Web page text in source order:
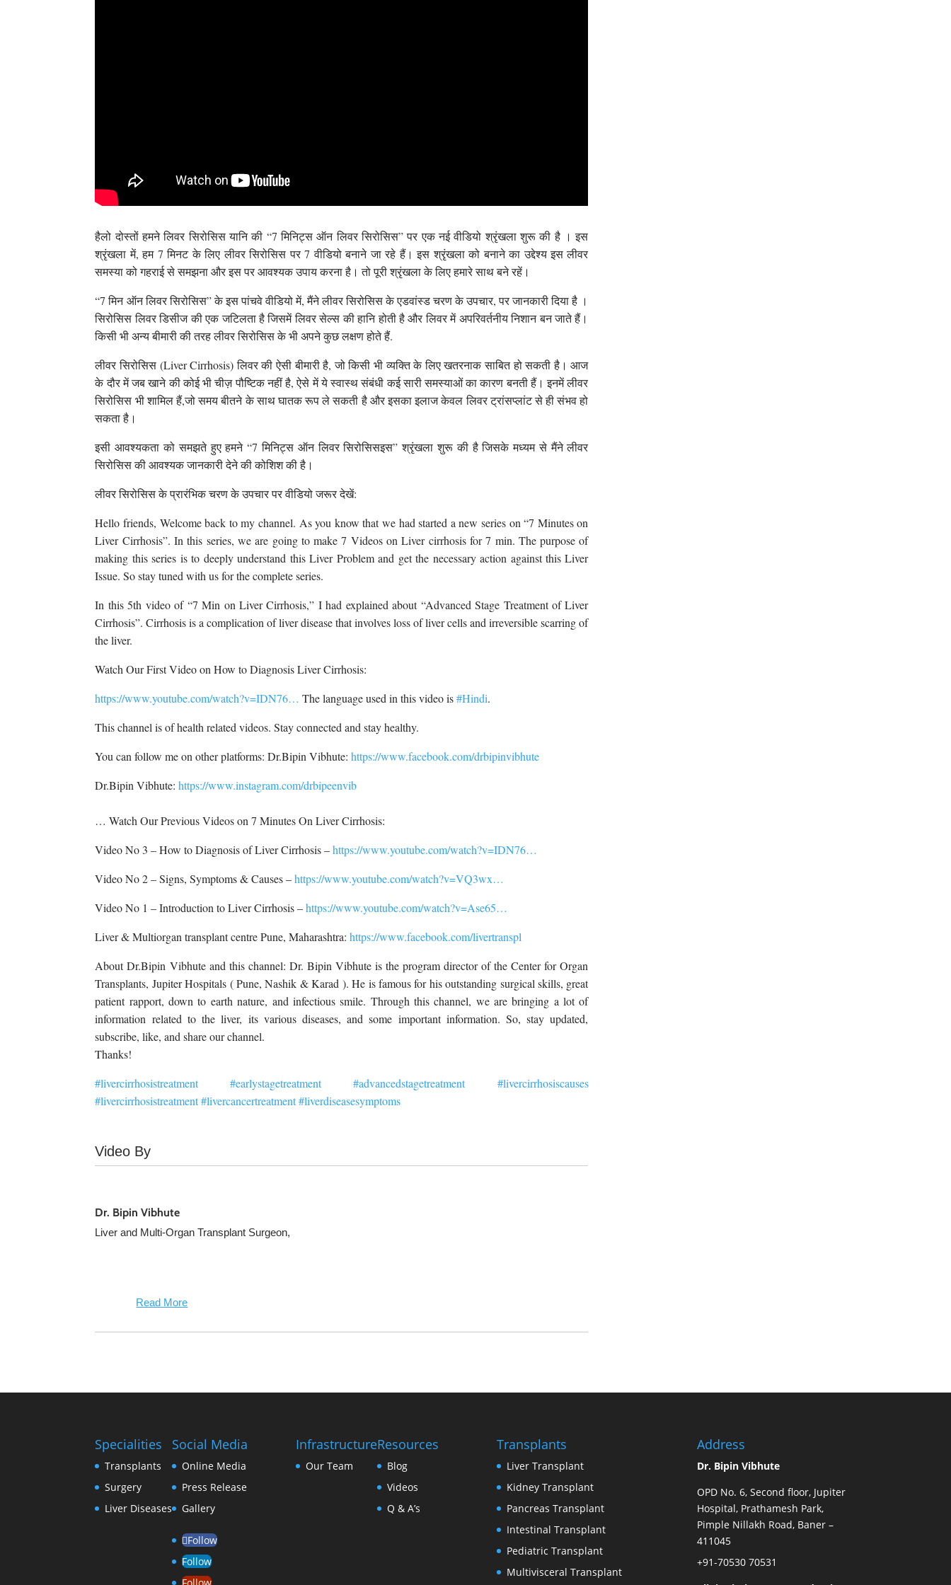
हैलो दोस्तों हमने लिवर सिरोसिस यानि की “7 मिनिट्स ऑन लिवर सिरोसिस” पर एक नई वीडियो श्रृंखला शुरू की है । इस
श्रृंखला में, हम 7 मिनट के लिए लीवर सिरोसिस पर 7 वीडियो बनाने जा रहे हैं। इस श्रृंखला को बनाने का उद्देश्य इस लीवर
समस्या को गहराई से समझना और इस पर आवश्यक उपाय करना है। तो पूरी श्रृंखला के लिए हमारे साथ बने रहें।
“7 मिन ऑन लिवर सिरोसिस” के इस पांचवे वीडियो में, मैंने लीवर सिरोसिस के एडवांस्ड चरण के उपचार, पर जानकारी दिया है ।
सिरोसिस लिवर डिसीज की एक जटिलता है जिसमें लिवर सेल्स की हानि होती है और लिवर में अपरिवर्तनीय निशान बन जाते हैं।
किसी भी अन्य बीमारी की तरह लीवर सिरोसिस के भी अपने कुछ लक्षण होते हैं.
लीवर सिरोसिस (Liver Cirrhosis) लिवर की ऐसी बीमारी है, जो किसी भी व्यक्ति के लिए खतरनाक साबित हो सकती है। आज
के दौर में जब खाने की कोई भी चीज़ पौष्टिक नहीं है, ऐसे में ये स्वास्थ संबंधी कई सारी समस्याओं का कारण बनती हैं। इनमें लीवर
सिरोसिस भी शामिल हैं,जो समय बीतने के साथ घातक रूप ले सकती है और इसका इलाज केवल लिवर ट्रांसप्लांट से ही संभव हो
सकता है।
इसी आवश्यकता को समझते हुए हमने “7 मिनिट्स ऑन लिवर सिरोसिसइस” श्रृंखला शुरू की है जिसके मध्यम से मैंने लीवर
सिरोसिस की आवश्यक जानकारी देने की कोशिश की है।
लीवर सिरोसिस के प्रारंभिक चरण के उपचार पर वीडियो जरूर देखें:
Hello friends, Welcome back to my channel. As you know that we had started a new series on “7 Minutes on
Liver Cirrhosis”. In this series, we are going to make 7 Videos on Liver cirrhosis for 7 min. The purpose of
making this series is to deeply understand this Liver Problem and get the necessary action against this Liver
Issue. So stay tuned with us for the complete series.
In this 5th video of “7 Min on Liver Cirrhosis,” I had explained about “Advanced Stage Treatment of Liver
Cirrhosis”. Cirrhosis is a complication of liver disease that involves loss of liver cells and irreversible scarring of
the liver.
Watch Our First Video on How to Diagnosis Liver Cirrhosis:
https://www.youtube.com/watch?v=IDN76… The language used in this video is#Hindi.
This channel is of health related videos. Stay connected and stay healthy.
You can follow me on other platforms: Dr.Bipin Vibhute:https://www.facebook.com/drbipinvibhute
Dr.Bipin Vibhute:https://www.instagram.com/drbipeenvib
… Watch Our Previous Videos on 7 Minutes On Liver Cirrhosis:
Video No 3 – How to Diagnosis of Liver Cirrhosis –https://www.youtube.com/watch?v=IDN76…
Video No 2 – Signs, Symptoms & Causes –https://www.youtube.com/watch?v=VQ3wx…
Video No 1 – Introduction to Liver Cirrhosis –https://www.youtube.com/watch?v=Ase65…
Liver & Multiorgan transplant centre Pune, Maharashtra:https://www.facebook.com/livertranspl
About Dr.Bipin Vibhute and this channel: Dr. Bipin Vibhute is the program director of the Center for Organ
Transplants, Jupiter Hospitals ( Pune, Nashik & Karad ). He is famous for his outstanding surgical skills, great
patient rapport, down to earth nature, and infectious smile. Through this channel, we are bringing a lot of
information related to the liver, its various diseases, and some important information. So, stay updated,
subscribe, like, and share our channel.
Thanks!
#livercirrhosistreatment
#earlystagetreatment #advancedstagetreatment
#livercirrhosiscauses
#livercirrhosistreatment#livercancertreatment#liverdiseasesymptoms
Video By
Dr. Bipin Vibhute
Liver and Multi-Organ Transplant Surgeon,
Read More
Specialities
Transplants
Surgery
Liver Diseases
Social Media
Online Media
Press Release
Gallery
Follow
Follow
Infrastructure
Our Team
Resources
Blog
Videos
Q & A’s
Transplants
Liver Transplant
Kidney Transplant
Pancreas Transplant
Intestinal Transplant
Pediatric Transplant
Multivisceral Transplant
Address
Dr. Bipin Vibhute
OPD No. 6, Second floor, Jupiter
Hospital, Prathamesh Park,
Pimple Nillakh Road, Baner –
411045
+91-70530 70531